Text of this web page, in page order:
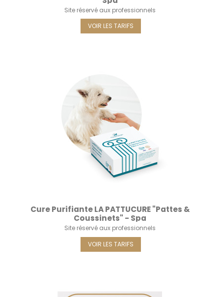
Site réservé aux professionnels
VOIR LES TARIFS
Cure Purifiante LA PATTUCURE "Pattes &
Coussinets" - Spa
Site réservé aux professionnels
VOIR LES TARIFS